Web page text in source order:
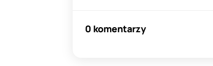
0 komentarzy